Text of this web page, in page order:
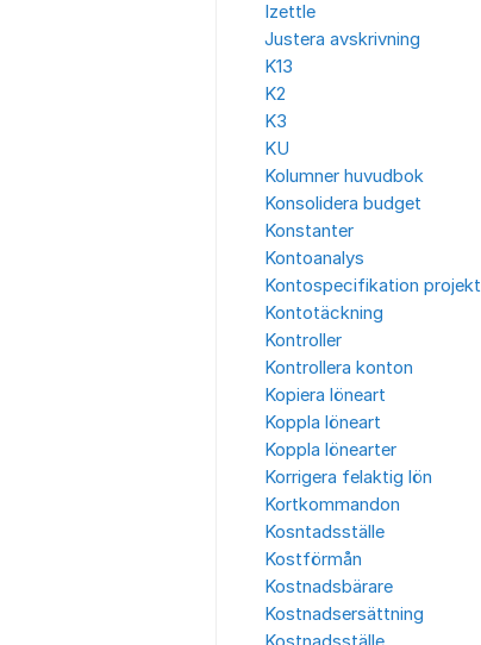
Izettle
Justera avskrivning
K13
K2
K3
KU
Kolumner huvudbok
Konsolidera budget
Konstanter
Kontoanalys
Kontospecifikation projekt
Kontotäckning
Kontroller
Kontrollera konton
Kopiera löneart
Koppla löneart
Koppla lönearter
Korrigera felaktig lön
Kortkommandon
Kosntadsställe
Kostförmån
Kostnadsbärare
Kostnadsersättning